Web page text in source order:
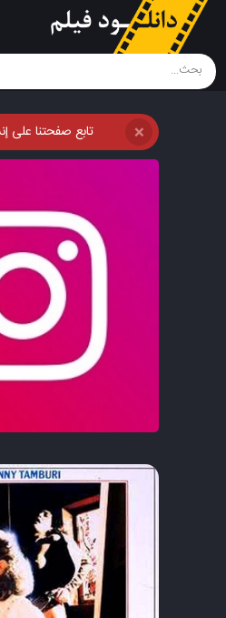
تابع صفحتنا على ❌